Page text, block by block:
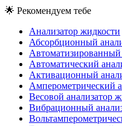
🌟 Рекомендуем тебе
Анализатор жидкости
Абсорбционный
Автоматизированный
Автоматический
Активационный
Амперометрический
Весовой анализатор
Вибрационный